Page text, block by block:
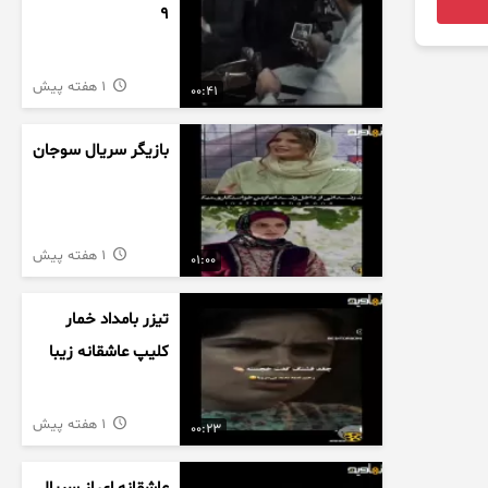
00:41
9
01:00
بازیگر سریال سوجان
00:23
تیزر بامداد خمار
کلیپ عاشقانه زیبا